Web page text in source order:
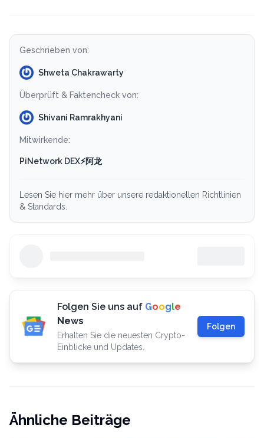
Geschrieben von:
Shweta Chakrawarty
Überprüft & Faktencheck von:
Shivani Ramrakhyani
Mitwirkende:
PiNetwork DEX⚡️阿龙
Lesen Sie hier mehr über unsere redaktionellen Richtlinien
& Standards.
Folgen Sie uns auf Google
News
Erhalten Sie die neuesten Crypto-
Einblicke und Updates.
Folgen
Ähnliche Beiträge